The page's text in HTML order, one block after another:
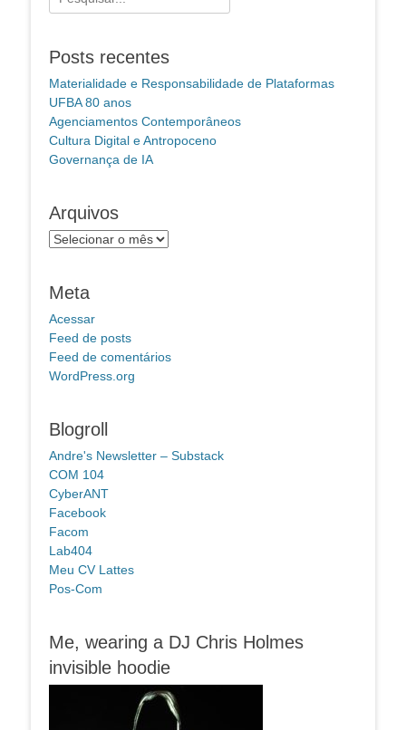
por:
Posts recentes
Materialidade e Responsabilidade de Plataformas
UFBA 80 anos
Agenciamentos Contemporâneos
Cultura Digital e Antropoceno
Governança de IA
Arquivos
Arquivos
Meta
Acessar
Feed de posts
Feed de comentários
WordPress.org
Blogroll
Andre's Newsletter – Substack
COM 104
CyberANT
Facebook
Facom
Lab404
Meu CV Lattes
Pos-Com
Me, wearing a DJ Chris Holmes
invisible hoodie